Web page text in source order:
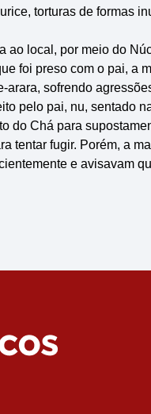
torturas de formas
ao local, por meio do
foi preso com o pai, a
sofrendo
pelo pai, nu, sentado
do Chá para
tentar fugir. Porém, a
e avisavam